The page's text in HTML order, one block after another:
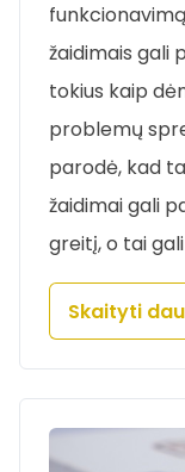
žaidimais gali
tokius kaip
problemų
parodė, kad
žaidimai gali
greitį, o tai
Skaityti